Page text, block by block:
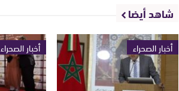
شاهد أيضا
أخبار الصحراء أخبار الصحراء